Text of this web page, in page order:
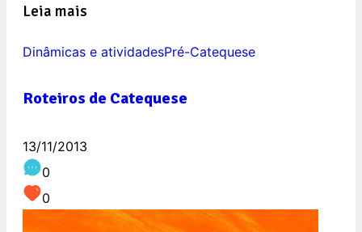
Leia mais
Dinâmicas e atividadesPré-Catequese
Roteiros de Catequese
13/11/2013
0
0